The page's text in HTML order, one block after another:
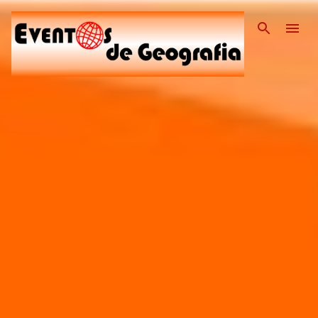
Pular para o conteúdo